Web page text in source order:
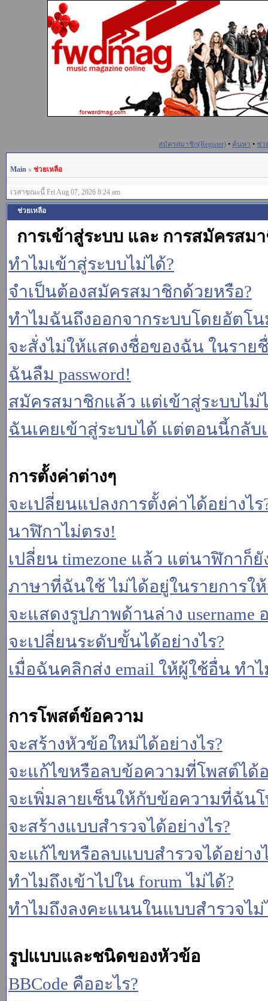
สมัครสมาชิก(Register) • ค้นหา • ช่ว
Main » ช่วยเหลือ
เวลาขณะนี้ Fri Aug 07, 2026 8:24 am
ช่วยเหลือ
การเข้าสู่ระบบ และ การสมัครสม
ทำไมเข้าสู่ระบบไม่ได้?
จำเป็นต้องสมัครสมาชิกด้วยหรือ?
ทำไมฉันถึงออกจากระบบโดยอัตโ
จะสั่งไม่ให้แสดงชื่อของฉัน ในราย
ฉันลืม password!
สมัครสมาชิกแล้ว แต่เข้าสู่ระบบไม่
ฉันเคยเข้าสู่ระบบได้ แต่ตอนนี้กลับ
การตั้งค่าต่างๆ
จะเปลี่ยนแปลงการตั้งค่าได้อย่างไร
นาฬิกาไม่ตรง!
เปลี่ยน timezone แล้ว แต่นาฬิกาก็ยั
ภาษาที่ฉันใช้ ไม่ได้อยู่ในรายการใ
จะแสดงรูปภาพด้านล่าง username
จะเปลี่ยนระดับขั้นได้อย่างไร?
เมื่อฉันคลิกส่ง email ให้ผู้ใช้อื่น ทำ
การโพสต์ข้อความ
จะสร้างหัวข้อใหม่ได้อย่างไร?
จะแก้ไขหรือลบข้อความที่โพสต์ได้อ
จะเพิ่มลายเซ็นให้กับข้อความที่ฉันโ
จะสร้างแบบสำรวจได้อย่างไร?
จะแก้ไขหรือลบแบบสำรวจได้อย่าง
ทำไมถึงเข้าไปใน forum ไม่ได้?
ทำไมถึงลงคะแนนในแบบสำรวจไม่
รูปแบบและชนิดของหัวข้อ
BBCode คืออะไร?